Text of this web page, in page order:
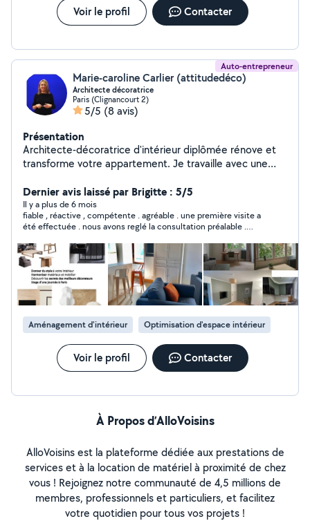
Voir le profil Contacter
Auto-entrepreneur
Marie-caroline Carlier (attitudedéco)
Architecte décoratrice
Paris (Clignancourt 2)
5/5 (8 avis)
Présentation
Architecte-décoratrice d'intérieur diplômée rénove et
transforme votre appartement. Je travaille avec une
électricité, maçonnerie - faisant un travail très soigné à
prix défiant toute concurrence. Je suis spécialiste de
l'optimisation de l'espace, meubles sur mesure,
harmonisation des couleurs. Coaching et ateliers déco
au métro Abbesses ( 18 ème)
Dernier avis laissé par Brigitte : 5/5
Il y a plus de 6 mois
fiable , réactive , compétente . agréable . une première visite a
été effectuée . nous avons reglé la consultation préalable .
Aménagement d'intérieur Optimisation d'espace intérieur
Voir le profil Contacter
À Propos d’AlloVoisins
AlloVoisins est la plateforme dédiée aux prestations de
services et à la location de matériel à proximité de chez
vous ! Rejoignez notre communauté de 4,5 millions de
membres, professionnels et particuliers, et facilitez
votre quotidien pour tous vos projets !